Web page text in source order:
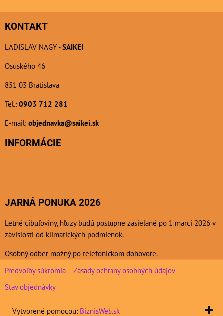
KONTAKT
LADISLAV NAGY -SAIKEI
Osuského 46
851 03 Bratislava
Tel.: 0903 712 281
E-mail: objednavka@saikei.sk
INFORMÁCIE
JARNÁ PONUKA 2026
Letné cibuľoviny, hľuzy budú postupne zasielané po 1 marci 2026 v
závislosti od klimatických podmienok.
Osobný odber možný po telefonickom dohovore.
Predvoľby súkromia
Zásady ochrany osobných údajov
Stav objednávky
Vytvorené pomocou: BiznisWeb.sk